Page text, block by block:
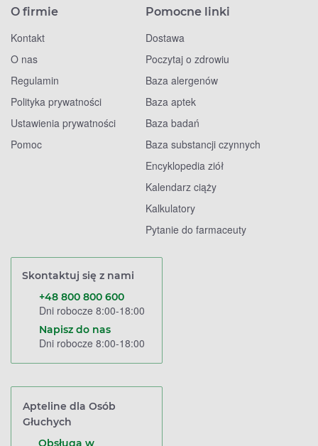
O firmie
Kontakt
O nas
Regulamin
Polityka prywatności
Ustawienia prywatności
Pomoc
Pomocne linki
Dostawa
Poczytaj o zdrowiu
Baza alergenów
Baza aptek
Baza badań
Baza substancji czynnych
Encyklopedia ziół
Kalendarz ciąży
Kalkulatory
Pytanie do farmaceuty
Skontaktuj się z nami
+48 800 800 600
Dni robocze 8:00-18:00
Napisz do nas
Dni robocze 8:00-18:00
Apteline dla Osób
Głuchych
Obsługa w